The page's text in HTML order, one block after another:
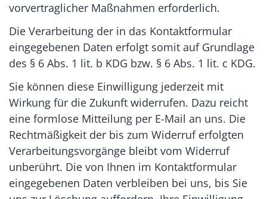
vorvertraglicher Maßnahmen erforderlich.
Die Verarbeitung der in das Kontaktformular
eingegebenen Daten erfolgt somit auf Grundlage
des § 6 Abs. 1 lit. b KDG bzw. § 6 Abs. 1 lit. c KDG.
Sie können diese Einwilligung jederzeit mit
Wirkung für die Zukunft widerrufen. Dazu reicht
eine formlose Mitteilung per E-Mail an uns. Die
Rechtmäßigkeit der bis zum Widerruf erfolgten
Verarbeitungsvorgänge bleibt vom Widerruf
unberührt. Die von Ihnen im Kontaktformular
eingegebenen Daten verbleiben bei uns, bis Sie